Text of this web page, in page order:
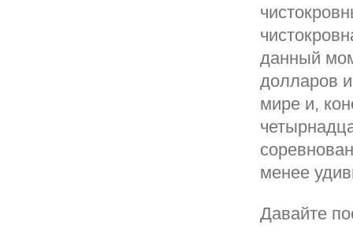
данный
долларов
мире и,
менее
Давайте